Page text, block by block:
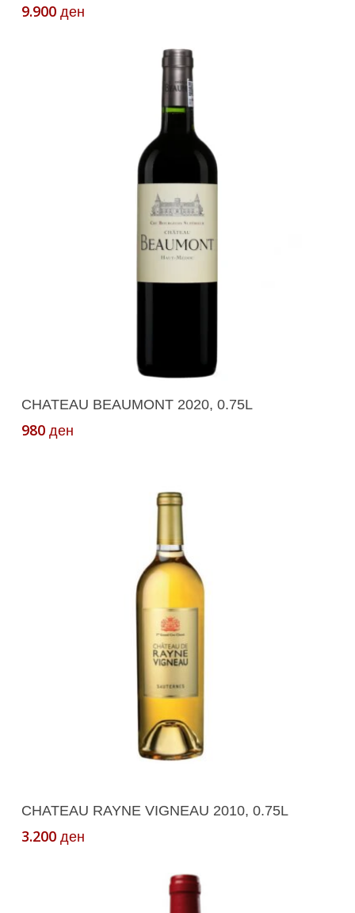
9.900 ден
Додади Во Кошничка
CHATEAU BEAUMONT 2020, 0.75L
980 ден
Додади Во Кошничка
CHATEAU RAYNE VIGNEAU 2010, 0.75L
3.200 ден